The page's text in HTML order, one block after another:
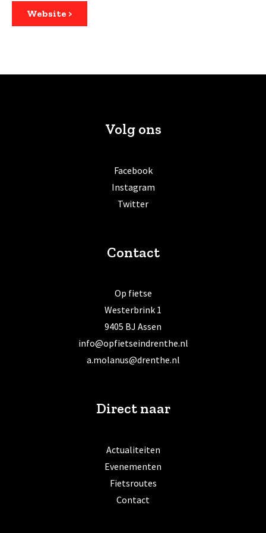
Website >
Volg ons
Facebook
Instagram
Twitter
Contact
Op fietse
Westerbrink 1
9405 BJ Assen
info@opfietseindrenthe.nl
a.molanus@drenthe.nl
Direct naar
Actualiteiten
Evenementen
Fietsroutes
Contact